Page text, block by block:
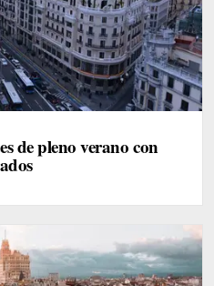
de pleno verano con